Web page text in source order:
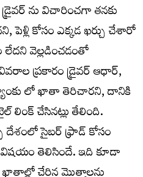
ను విచారించగా తనకు
కోసం ఎక్కడ ఖర్చు చేశారో
వెల్లడించడంతో
ప్రకారం డ్రైవర్ ఆధార్,
లో ఖాతా తెరిచారని, దానికి
చేసినట్లు తేలింది.
దేశంలో సైబర్ ఫ్రాడ్ కోసం
విషయం తెలిసిందే. ఇది కూడా